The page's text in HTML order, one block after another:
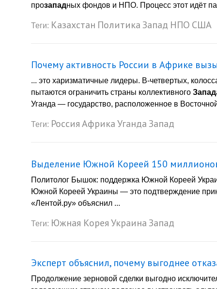
прозападных фондов и НПО. Процесс этот идёт
Теги: Казахстан Политика Запад НПО США
Почему активность России в Африке
... это харизматичные лидеры. В-четвертых,
пытаются ограничить страны коллективного Запад
Уганда — государство, расположенное в
Теги: РоссияАфрикаУганда Запад
Выделение Южной Кореей 150
Политолог Бышок: поддержка Южной Кореей
Южной Кореей Украины — это подтверждение
«Лентой.ру» объяснил ...
Теги: Южная КореяУкраина Запад
Эксперт объяснил, почему выгоднее
Продолжение зерновой сделки выгодно